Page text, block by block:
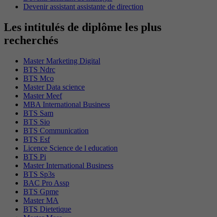
Devenir assistant assistante de direction
Les intitulés de diplôme les plus
recherchés
Master Marketing Digital
BTS Ndrc
BTS Mco
Master Data science
Master Meef
MBA International Business
BTS Sam
BTS Sio
BTS Communication
BTS Esf
Licence Science de l education
BTS Pi
Master International Business
BTS Sp3s
BAC Pro Assp
BTS Gpme
Master MA
BTS Dietetique